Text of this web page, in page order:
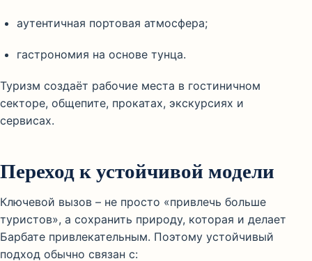
аутентичная портовая атмосфера;
гастрономия на основе тунца.
Туризм создаёт рабочие места в гостиничном
секторе, общепите, прокатах, экскурсиях и
сервисах.
Переход к устойчивой модели
Ключевой вызов – не просто «привлечь больше
туристов», а сохранить природу, которая и делает
Барбате привлекательным. Поэтому устойчивый
подход обычно связан с: